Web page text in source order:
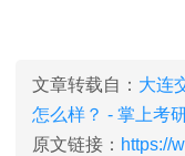
MPA公共管理
院校库 考试报名
文章转载自： 大连
怎么样？ - 掌上考
原文链接： https://